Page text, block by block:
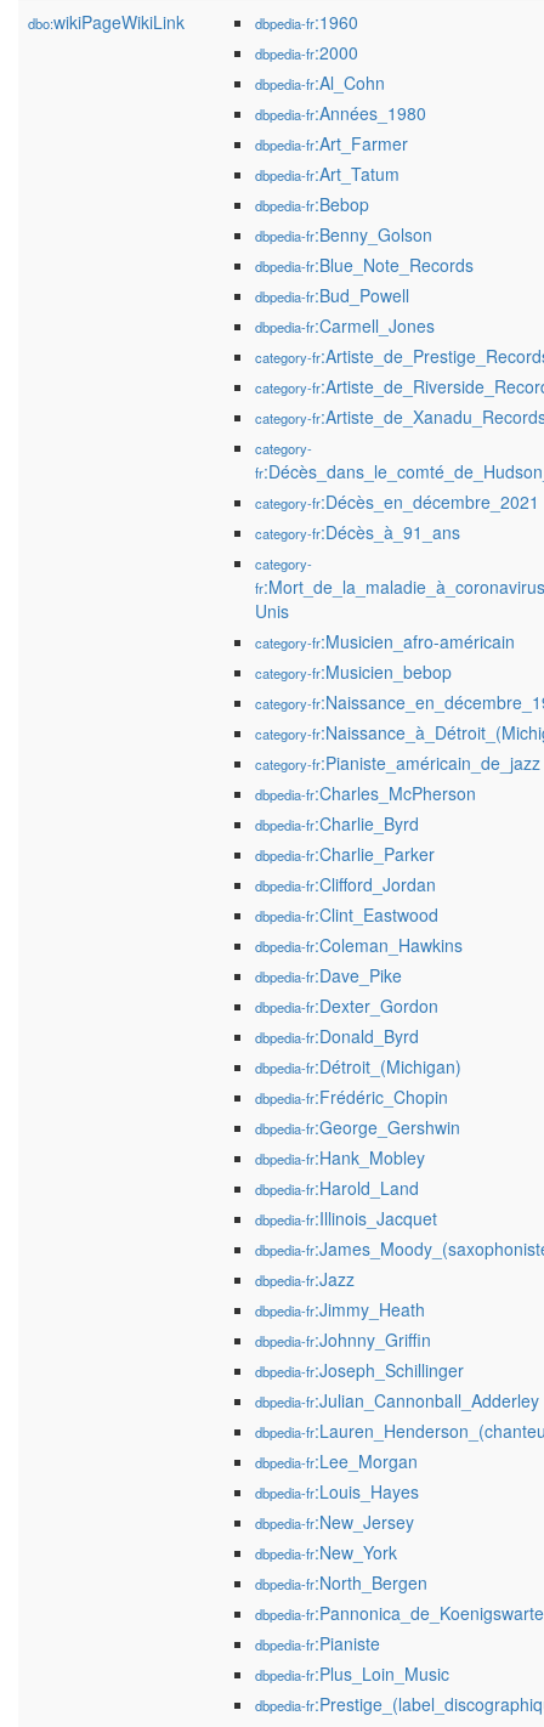
dbo:wikiPageWikiLink dbpedia-fr:1960
dbpedia-fr:2000
dbpedia-fr:Al_Cohn
dbpedia-fr:Années_1980
dbpedia-fr:Art_Farmer
dbpedia-fr:Art_Tatum
dbpedia-fr:Bebop
dbpedia-fr:Benny_Golson
dbpedia-fr:Blue_Note_Records
dbpedia-fr:Bud_Powell
dbpedia-fr:Carmell_Jones
category-fr
category-fr
category-fr
category-
fr
category-fr:Décès_en_décembre_2021
category-fr:Décès_à_91_ans
category-
fr
Unis
category-fr:Musicien_afro-américain
category-fr:Musicien_bebop
category-fr
category-fr
category-fr:Pianiste_américain_de_jazz
dbpedia-fr:Charles_McPherson
dbpedia-fr:Charlie_Byrd
dbpedia-fr:Charlie_Parker
dbpedia-fr:Clifford_Jordan
dbpedia-fr:Clint_Eastwood
dbpedia-fr:Coleman_Hawkins
dbpedia-fr:Dave_Pike
dbpedia-fr:Dexter_Gordon
dbpedia-fr:Donald_Byrd
dbpedia-fr:Détroit_(Michigan)
dbpedia-fr:Frédéric_Chopin
dbpedia-fr:George_Gershwin
dbpedia-fr:Hank_Mobley
dbpedia-fr:Harold_Land
dbpedia-fr:Illinois_Jacquet
dbpedia-fr
dbpedia-fr:Jazz
dbpedia-fr:Jimmy_Heath
dbpedia-fr:Johnny_Griffin
dbpedia-fr:Joseph_Schillinger
dbpedia-fr:Julian_Cannonball_Adderley
dbpedia-fr
dbpedia-fr:Lee_Morgan
dbpedia-fr:Louis_Hayes
dbpedia-fr:New_Jersey
dbpedia-fr:New_York
dbpedia-fr:North_Bergen
dbpedia-fr
dbpedia-fr:Pianiste
dbpedia-fr:Plus_Loin_Music
dbpedia-fr